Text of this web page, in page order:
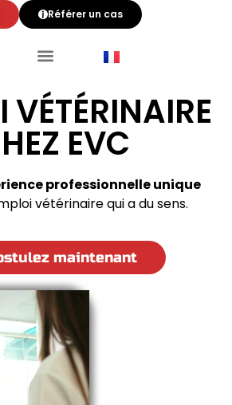
Référer un cas
VÉTÉRINAIRE
EVC
professionnelle unique
vétérinaire qui a du sens.
maintenant